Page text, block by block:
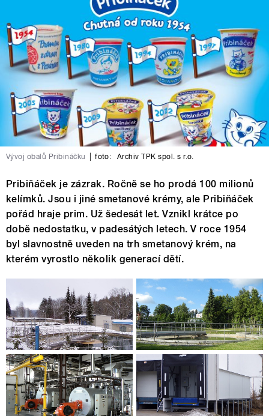
Vývoj obalů Pribináčku foto: Archiv TPK spol. s r.o.
Pribiňáček je zázrak. Ročně se ho prodá 100 milionů
kelímků. Jsou i jiné smetanové krémy, ale Pribiňáček
pořád hraje prim. Už šedesát let. Vznikl krátce po
době nedostatku, v padesátých letech. V roce 1954
byl slavnostně uveden na trh smetanový krém, na
kterém vyrostlo několik generací dětí.